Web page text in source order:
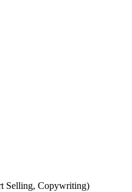
Selling, Copywriting)